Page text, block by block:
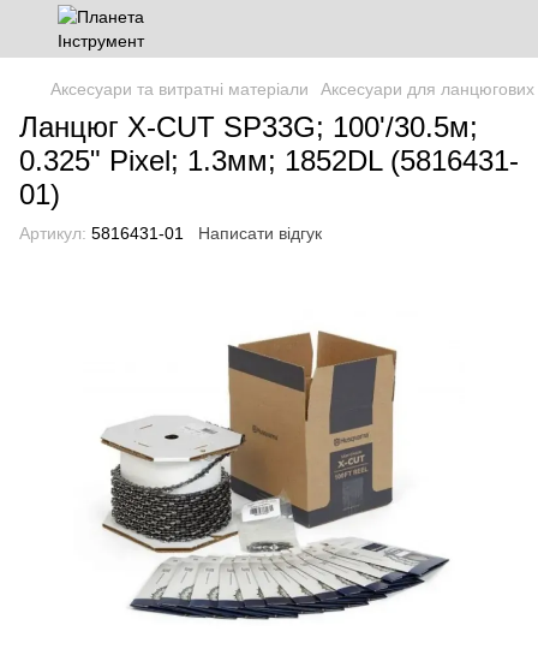
Аксесуари та витратні матеріали Аксесуари для
Ланцюг X-CUT SP33G; 100'/30.5м;
0.325" Pixel; 1.3мм; 1852DL (5816431-
01)
Артикул: 5816431-01 Написати відгук